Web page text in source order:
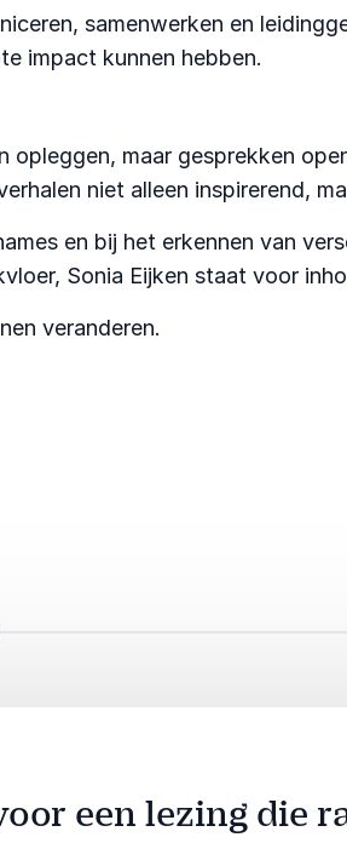
samenwerken en
impact kunnen hebben.
maar gesprekken
niet alleen inspirerend,
en bij het erkennen van
Sonia Eijken staat voor
veranderen.
een lezing die